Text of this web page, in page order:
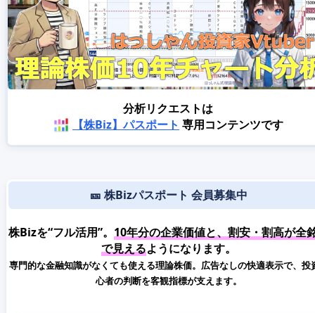
分析リクエストは
【株Biz】パスポート 専用コンテンツです
🎫 株Bizパスポート 会員募集中
株Bizを“フル活用”。 10年分の企業価値と、割安・割高が全
で見えるようになります。
専門的な金融知識がなくても使える理論株価。広告なしの快適表示で、投
心者の判断を客観指標が支えます。